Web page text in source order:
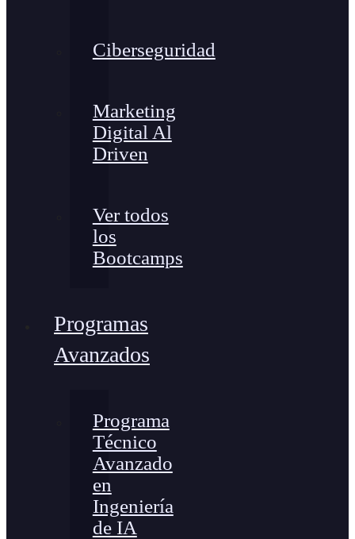
Ciberseguridad
Marketing
Digital Al
Driven
Ver todos
los
Bootcamps
Programas
Avanzados
Programa
Técnico
Avanzado
en
Ingeniería
de IA